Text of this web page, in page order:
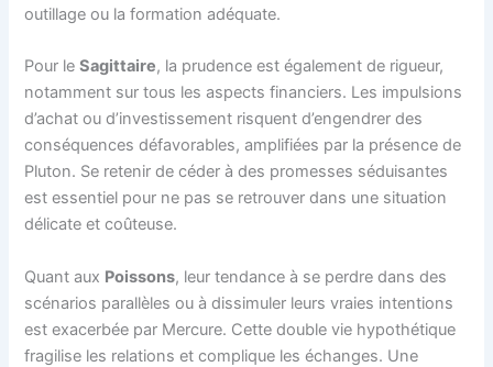
outillage ou la formation adéquate.
Pour leSagittaire, la prudence est également de rigueur,
notamment sur tous les aspects financiers. Les impulsions
d’achat ou d’investissement risquent d’engendrer des
conséquences défavorables, amplifiées par la présence de
Pluton. Se retenir de céder à des promesses séduisantes
est essentiel pour ne pas se retrouver dans une situation
délicate et coûteuse.
Quant aux Poissons, leur tendance à se perdre dans des
scénarios parallèles ou à dissimuler leurs vraies intentions
est exacerbée par Mercure. Cette double vie hypothétique
fragilise les relations et complique les échanges. Une